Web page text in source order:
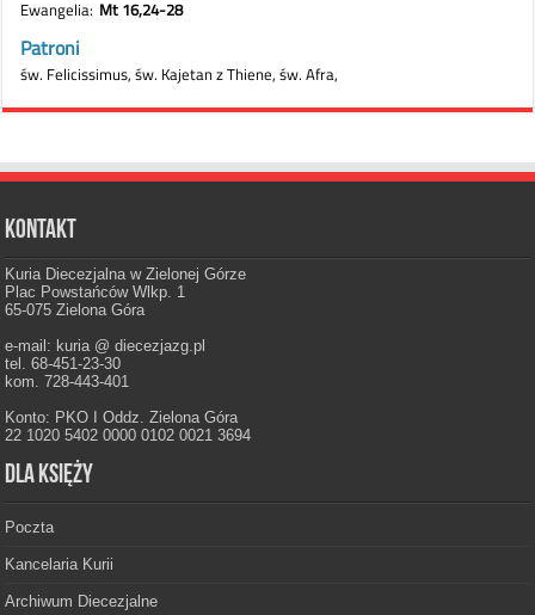
Kontakt
Kuria Diecezjalna w Zielonej Górze
Plac Powstańców Wlkp. 1
65-075 Zielona Góra
e-mail: kuria @ diecezjazg.pl
tel. 68-451-23-30
kom. 728-443-401
Konto: PKO I Oddz. Zielona Góra
22 1020 5402 0000 0102 0021 3694
Dla księży
Poczta
Kancelaria Kurii
Archiwum Diecezjalne